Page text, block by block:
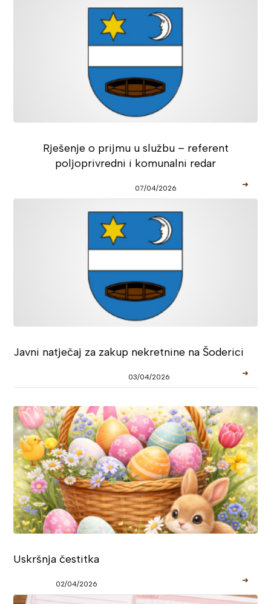
Rješenje o prijmu u službu – referent
poljoprivredni i komunalni redar
07/04/2026 ➜
Javni natječaj za zakup nekretnine na Šoderici
03/04/2026 ➜
Uskršnja čestitka
02/04/2026 ➜